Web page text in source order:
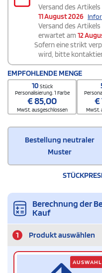
Versand des Artikels
11 August 2026
Versand des Artikels
erwartet am 12
Sofern eine strikt
wird, bitte
EMPFOHLENDE MENGE
10 Stück
Personalisierung. 1 Farbe
€85,00
MwSt. ausgeschlossen
€
MwSt.
Bestellung neutraler
Muster
Berechnung der
Kauf
1 Produkt auswählen
AUSWAHL